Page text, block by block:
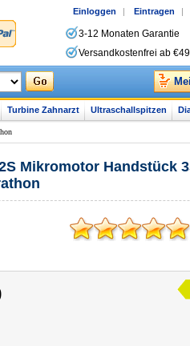
Einloggen | Eintragen |
3-12 Monaten Garantie
Versandkostenfrei ab €49
Turbine Zahnarzt Ultraschallspitzen
Mikromotor Handstück